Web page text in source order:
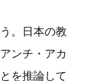
。日本の教
ンチ・アカ
を推論して